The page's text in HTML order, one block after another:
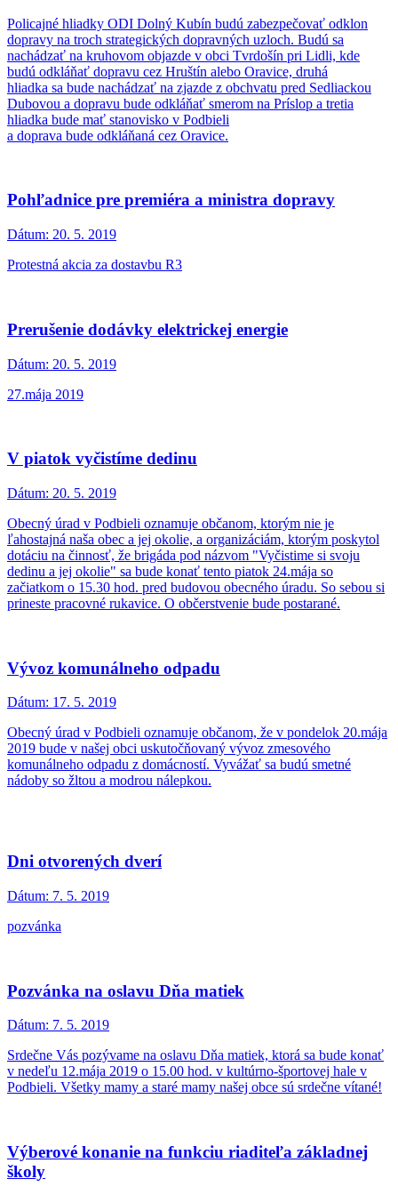
Policajné hliadky ODI Dolný Kubín budú zabezpečovať odklon
dopravy na troch strategických dopravných uzloch. Budú sa
nachádzať na kruhovom objazde v obci Tvrdošín pri Lidli, kde
budú odkláňať dopravu cez Hruštín alebo Oravice, druhá
hliadka sa bude nachádzať na zjazde z obchvatu pred Sedliackou
Dubovou a dopravu bude odkláňať smerom na Príslop a tretia
hliadka bude mať stanovisko v Podbieli
a doprava bude odkláňaná cez Oravice.
Pohľadnice pre premiéra a ministra dopravy
Dátum: 20. 5. 2019
Protestná akcia za dostavbu R3
Prerušenie dodávky elektrickej energie
Dátum: 20. 5. 2019
27.mája 2019
V piatok vyčistíme dedinu
Dátum: 20. 5. 2019
Obecný úrad v Podbieli oznamuje občanom, ktorým nie je
ľahostajná naša obec a jej okolie, a organizáciám, ktorým poskytol
dotáciu na činnosť, že brigáda pod názvom "Vyčistime si svoju
dedinu a jej okolie" sa bude konať tento piatok 24.mája so
začiatkom o 15.30 hod. pred budovou obecného úradu. So sebou si
prineste pracovné rukavice. O občerstvenie bude postarané.
Vývoz komunálneho odpadu
Dátum: 17. 5. 2019
Obecný úrad v Podbieli oznamuje občanom, že v pondelok 20.mája
2019 bude v našej obci uskutočňovaný vývoz zmesového
komunálneho odpadu z domácností. Vyvážať sa budú smetné
nádoby so žltou a modrou nálepkou.
Dni otvorených dverí
Dátum: 7. 5. 2019
pozvánka
Pozvánka na oslavu Dňa matiek
Dátum: 7. 5. 2019
Srdečne Vás pozývame na oslavu Dňa matiek, ktorá sa bude konať
v nedeľu 12.mája 2019 o 15.00 hod. v kultúrno-športovej hale v
Podbieli. Všetky mamy a staré mamy našej obce sú srdečne vítané!
Výberové konanie na funkciu riaditeľa základnej
školy